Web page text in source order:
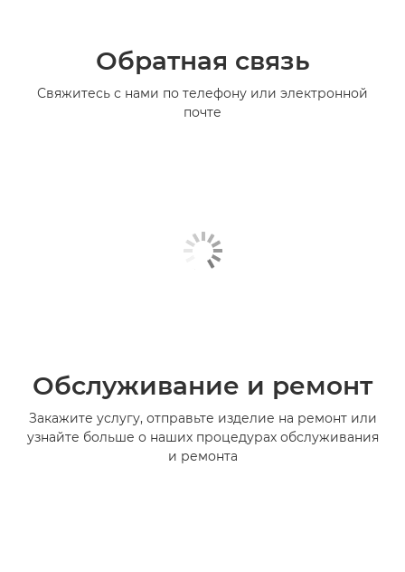
Обратная связь
Свяжитесь с нами по телефону или электронной
почте
Обслуживание и ремонт
Закажите услугу, отправьте изделие на ремонт или
узнайте больше о наших процедурах обслуживания
и ремонта